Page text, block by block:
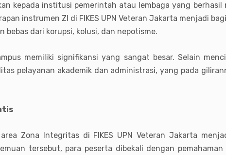
kepada institusi pemerintah atau lembaga yang
instrumen ZI di FIKES UPN Veteran Jakarta menjadi
dari korupsi, kolusi, dan nepotisme.
memiliki signifikansi yang sangat besar. Selain
pelayanan akademik dan administrasi, yang pada
Zona Integritas di FIKES UPN Veteran Jakarta
tersebut, para peserta dibekali dengan